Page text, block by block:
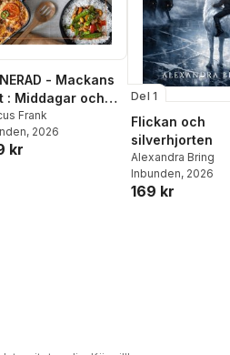
- Mackans
: Middagar och
Frank
, 2026
kr
Del 1
Flickan och
silverhjorten
Alexandra Bring
Inbunden, 2026
169 kr